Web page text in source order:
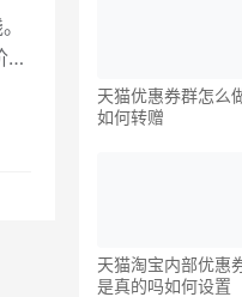
天猫优惠券群怎么
如何转赠
天猫淘宝内部优惠
是真的吗如何设置